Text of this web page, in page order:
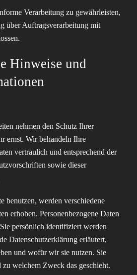
Verarbeitung zu gewährleisten,
über Auftragsverarbeitung mit
Hinweise und
nehmen den Schutz Ihrer
ernst. Wir behandeln Ihre
vertraulich und entsprechend der
sowie dieser
benutzen, werden verschiedene
erhoben. Personenbezogene Daten
persönlich identifiziert werden
Datenschutzerklärung erläutert,
und wofür wir sie nutzen. Sie
welchem Zweck das geschieht.